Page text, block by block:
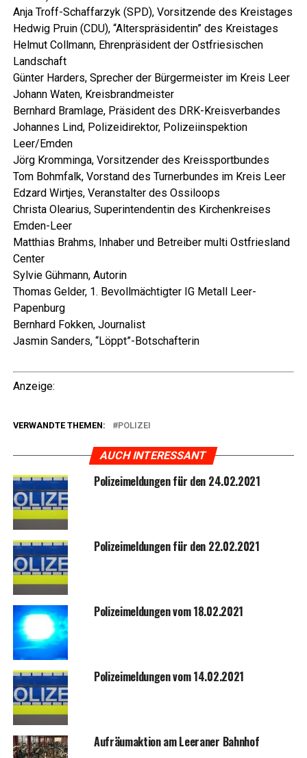
Anja Troff-Schaffar­zyk (SPD), Vor­sit­zen­de des Kreistages
Hed­wig Pru­in (CDU), “Alters­prä­si­den­tin” des Kreistages
Hel­mut Coll­mann, Ehren­prä­si­dent der Ost­frie­si­schen
Landschaft
Gün­ter Har­ders, Spre­cher der Bür­ger­meis­ter im Kreis Leer
Johann Waten, Kreisbrandmeister
Bern­hard Bramla­ge, Prä­si­dent des DRK-Kreisverbandes
Johan­nes Lind, Poli­zei­di­rek­tor, Poli­zei­in­spek­ti­on
Leer/Emden
Jörg Krom­min­ga, Vor­sit­zen­der des Kreissportbundes
Tom Bohm­falk, Vor­stand des Tur­ner­bun­des im Kreis Leer
Edzard Wirt­jes, Ver­an­stal­ter des Ossiloops
Chris­ta Olea­ri­us, Super­in­ten­den­tin des Kir­chen­krei­ses
Emden-Leer
Mat­thi­as Brahms, Inha­ber und Betrei­ber mul­ti Ost­fries­land
Center
Syl­vie Güh­mann, Autorin
Tho­mas Gel­der, 1. Bevoll­mäch­tig­ter IG Metall Leer-
Papenburg
Bern­hard Fok­ken, Journalist
Jas­min San­ders, “Löppt”-Botschafterin
Anzei­ge:
VERWANDTE THEMEN: POLIZEI
AUCH INTERESSANT
Poli­zei­mel­dun­gen für den 24.02.2021
Poli­zei­mel­dun­gen für den 22.02.2021
Poli­zei­mel­dun­gen vom 18.02.2021
Poli­zei­mel­dun­gen vom 14.02.2021
Auf­räum­ak­ti­on am Leera­ner Bahnhof